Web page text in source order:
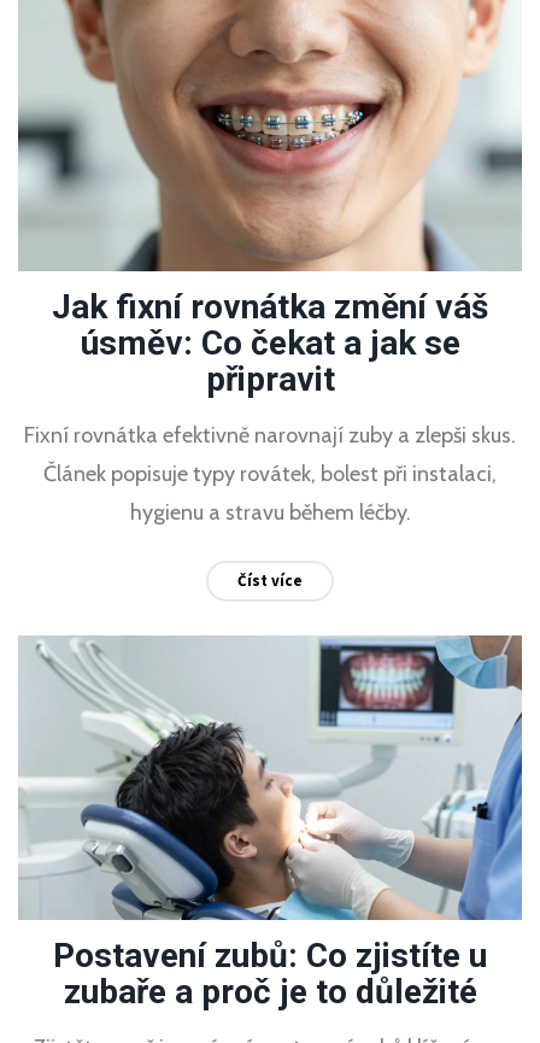
Jak fixní rovnátka změní váš
úsměv: Co čekat a jak se
připravit
Fixní rovnátka efektivně narovnají zuby a zlepši skus.
Článek popisuje typy rovátek, bolest při instalaci,
hygienu a stravu během léčby.
Číst více
Postavení zubů: Co zjistíte u
zubaře a proč je to důležité